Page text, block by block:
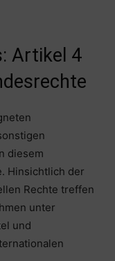
Artikel 4
diesem
Hinsichtlich der
Rechte treffen
unter
und